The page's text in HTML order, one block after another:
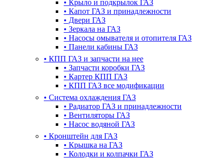
• Крыло и подкрылок ГАЗ
• Капот ГАЗ и принадлежности
• Двери ГАЗ
• Зеркала на ГАЗ
• Насосы омывателя и отопителя ГАЗ
• Панели кабины ГАЗ
• КПП ГАЗ и запчасти на нее
• Запчасти коробки ГАЗ
• Картер КПП ГАЗ
• КПП ГАЗ все модификации
• Система охлаждения ГАЗ
• Радиатор ГАЗ и принадлежности
• Вентиляторы ГАЗ
• Насос водяной ГАЗ
• Кронштейн для ГАЗ
• Крышка на ГАЗ
• Колодки и колпачки ГАЗ